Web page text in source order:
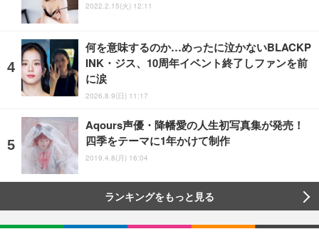
2022.2.15(火) 12:11
何を意味するのか…めったに泣かないBLACKP
INK・ジス、10周年イベント終了しファンを前
に涙
2026.8.9(日) 11:17
Aqours声優・降幡愛の人生初写真集が発売！
四季をテーマに1年かけて制作
2019.4.8(月) 16:04
ランキングをもっと見る